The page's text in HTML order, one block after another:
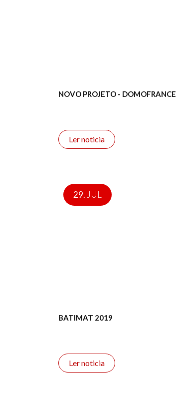
NOVO PROJETO - DOMOFRANCE
Ler noticia
29. JUL
BATIMAT 2019
Ler noticia